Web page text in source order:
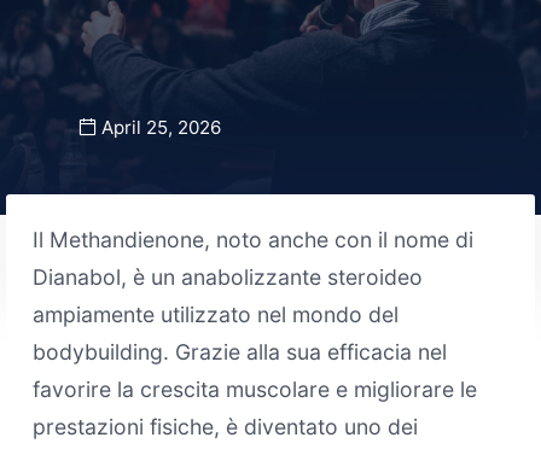
April 25, 2026
Il Methandienone, noto anche con il nome di
Dianabol, è un anabolizzante steroideo
ampiamente utilizzato nel mondo del
bodybuilding. Grazie alla sua efficacia nel
favorire la crescita muscolare e migliorare le
prestazioni fisiche, è diventato uno dei